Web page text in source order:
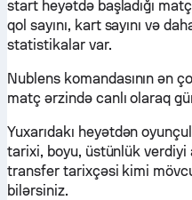
start heyətdə başladığı
qol sayını, kart sayını və
statistikalar var.
Nublens komandasının ən
matç ərzində canlı olaraq
Yuxarıdakı heyətdən
tarixi, boyu, üstünlük verdiyi
transfer tarixçəsi kimi
bilərsiniz.